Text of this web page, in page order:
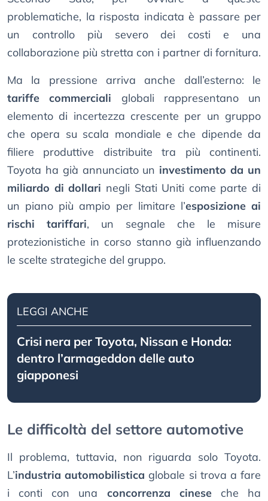
problematiche, la risposta indicata è passare per
un controllo più severo dei costi e una
collaborazione più stretta con i partner di fornitura.
Ma la pressione arriva anche dall’esterno: le
tariffe commerciali globali rappresentano un
elemento di incertezza crescente per un gruppo
che opera su scala mondiale e che dipende da
filiere produttive distribuite tra più continenti.
Toyota ha già annunciato un investimento da un
miliardo di dollari negli Stati Uniti come parte di
un piano più ampio per limitare l’esposizione ai
rischi tariffari, un segnale che le misure
protezionistiche in corso stanno già influenzando
le scelte strategiche del gruppo.
LEGGI ANCHE
Crisi nera per Toyota, Nissan e Honda:
dentro l’armageddon delle auto
giapponesi
Le difficoltà del settore automotive
Il problema, tuttavia, non riguarda solo Toyota.
L’industria automobilistica globale si trova a fare
i conti con una concorrenza cineseche ha